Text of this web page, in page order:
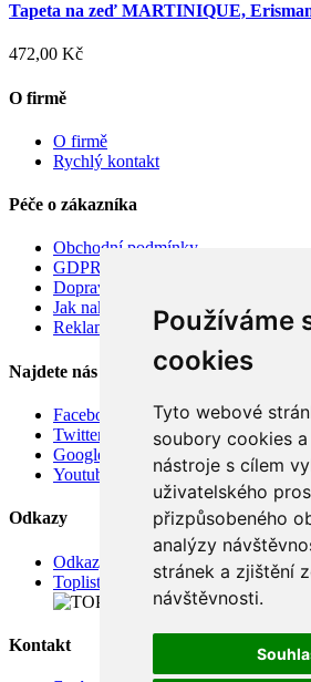
Používáme
cookies
Tyto webové
soubory cookies
nástroje s cílem
uživatelského
přizpůsobeného
analýzy
stránek a zjištění
návštěvnosti.
Tapeta na zeď MARTINIQUE,
472,00 Kč
O firmě
O firmě
Rychlý kontakt
Péče o zákazníka
Obchodní podmínky
GDPR
Doprava
Jak nakupovat
Reklamace
Najdete nás
Facebook
Twitter
Google
Youtube
Odkazy
Odkazy
Toplist
Kontakt